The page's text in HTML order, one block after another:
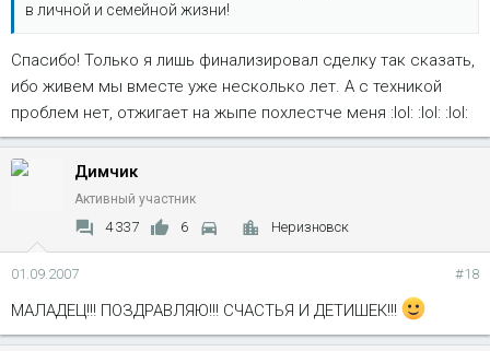
в личной и семейной жизни!
Спасибо! Только я лишь финализировал сделку так сказать,
ибо живем мы вместе уже несколько лет. А с техникой
проблем нет, отжигает на жыпе похлестче меня :lol: :lol: :lol:
Димчик
Активный участник
4 337 6 Неризновск
01.09.2007 #18
МАЛАДЕЦ!!! ПОЗДРАВЛЯЮ!!! СЧАСТЬЯ И ДЕТИШЕК!!!